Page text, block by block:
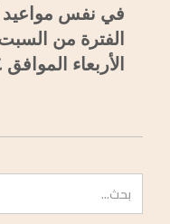
في نفس
الأربعاء الموافق ٢٠٢٥/٥/١٤.
نتائج مجلس التأديب
2026/JUN/07